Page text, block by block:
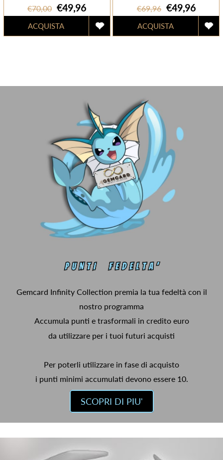
€70,00 €49,96 €69,96 €49,96
Gemcard Infinity Collection premia la tua fedeltà con il
nostro programma
Accumula punti e trasformali in credito euro
da utilizzare per i tuoi futuri acquisti
Per poterli utilizzare in fase di acquisto
i punti minimi accumulati devono essere 10.
SCOPRI DI PIU'